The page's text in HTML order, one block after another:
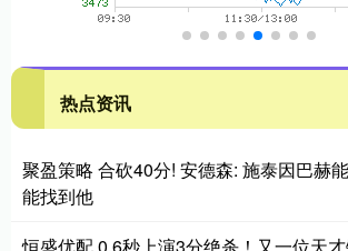
热点资讯
聚盈策略 合砍40分! 安德森: 施泰因巴赫
能找到他